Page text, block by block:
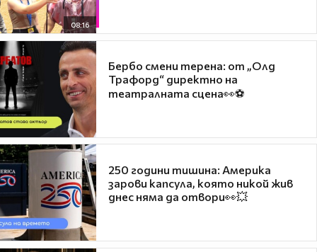
08:16
Бербо смени терена: от „Олд
Трафорд“ директно на
театралната сцена👀⚽
250 години тишина: Америка
зарови капсула, която никой жив
днес няма да отвори👀💥